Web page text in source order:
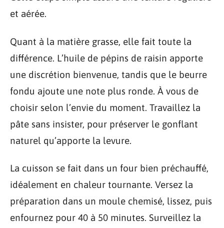
et aérée.
Quant à la matière grasse, elle fait toute la
différence. L’huile de pépins de raisin apporte
une discrétion bienvenue, tandis que le beurre
fondu ajoute une note plus ronde. À vous de
choisir selon l’envie du moment. Travaillez la
pâte sans insister, pour préserver le gonflant
naturel qu’apporte la levure.
La cuisson se fait dans un four bien préchauffé,
idéalement en chaleur tournante. Versez la
préparation dans un moule chemisé, lissez, puis
enfournez pour 40 à 50 minutes. Surveillez la